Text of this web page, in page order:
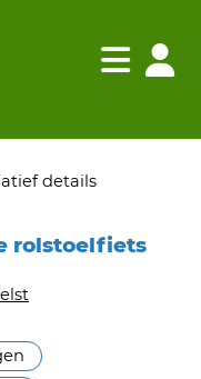
pagina)
Navigatie
details
rolstoelfiets